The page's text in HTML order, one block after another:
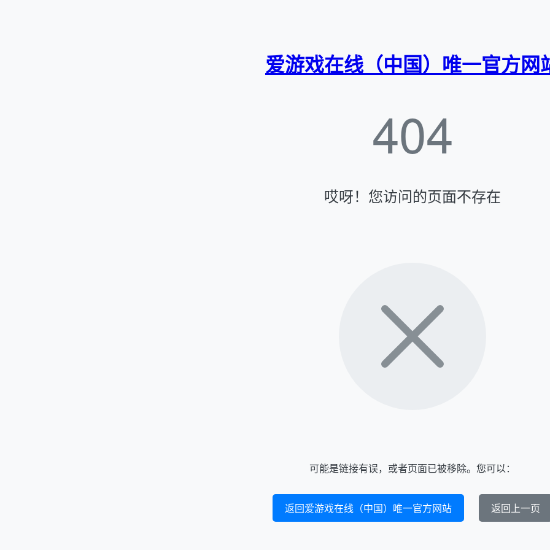
爱游戏在线（中国）唯一官方网
404
哎呀！您访问的页面不存在
可能是链接有误，或者页面已被移除。您可以：
返回爱游戏在线（中国）唯一官方网站 返回上一页